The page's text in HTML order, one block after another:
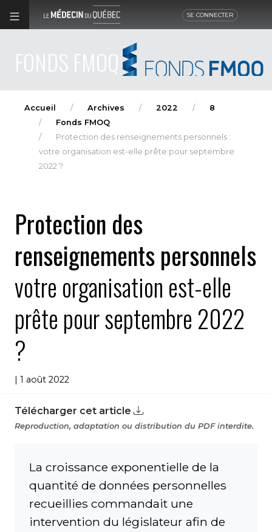
SE CONNECTER
FONDS FMOQ
Accueil Archives 2022
8
Fonds FMOQ
Protection des renseignements personnels :
votre organisation est-elle prête pour septembre
2022 ?
Protection des
renseignements personnels
votre organisation est-elle
prête pour septembre 2022
?
| 1 août 2022
Télécharger cet article
Reproduction, adaptation ou distribution du PDF interdite.
La croissance exponentielle de la
quantité de données personnelles
recueillies commandait une
intervention du législateur afin de